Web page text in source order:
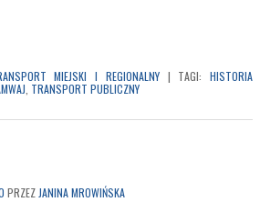
MIEJSKI I REGIONALNY | TAGI: HISTORIA
TRANSPORT PUBLICZNY
PRZEZ JANINA MROWIŃSKA